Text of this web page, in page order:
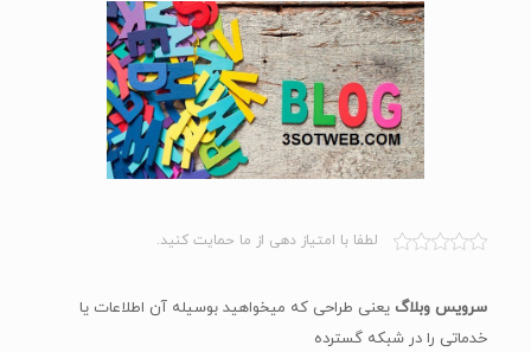
لطفا با امتیاز دهی از ما حمایت کنید.
سرویس وبلاگ یعنی طراحی که میخواهید بوسیله آن اطلاعات یا
خدماتی را در شبکه گسترده